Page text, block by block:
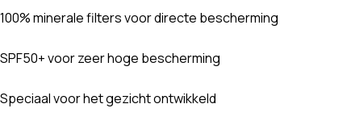
100% minerale filters voor directe bescherming
SPF50+ voor zeer hoge bescherming
Speciaal voor het gezicht ontwikkeld